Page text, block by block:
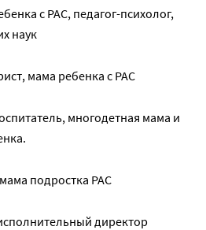
с РАС, педагог-психолог,
наук
мама ребенка с РАС
многодетная мама и
подростка РАС
директор